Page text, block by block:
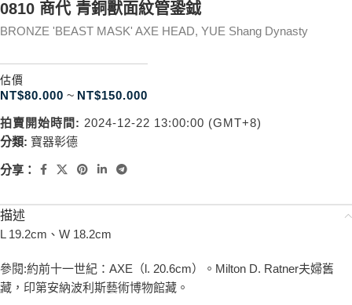
0810 商代 青銅獸面紋管銎鉞
BRONZE 'BEAST MASK' AXE HEAD, YUE Shang Dynasty
估價
NT$80.000 ~ NT$150.000
拍賣開始時間: 2024-12-22 13:00:00 (GMT+8)
分類: 寶器彰德
分享：
描述
L 19.2cm、W 18.2cm
參閱:約前十一世紀：AXE（l. 20.6cm）。Milton D. Ratner夫婦舊
藏，印第安納波利斯藝術博物館藏。